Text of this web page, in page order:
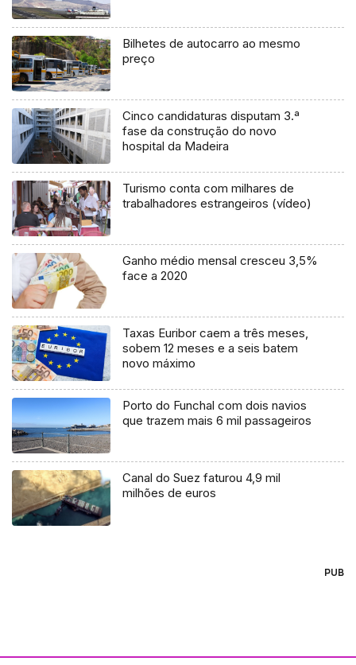
Bilhetes de autocarro ao mesmo
preço
Cinco candidaturas disputam 3.ª
fase da construção do novo
hospital da Madeira
Turismo conta com milhares de
trabalhadores estrangeiros (vídeo)
Ganho médio mensal cresceu 3,5%
face a 2020
Taxas Euribor caem a três meses,
sobem 12 meses e a seis batem
novo máximo
Porto do Funchal com dois navios
que trazem mais 6 mil passageiros
Canal do Suez faturou 4,9 mil
milhões de euros
PUB